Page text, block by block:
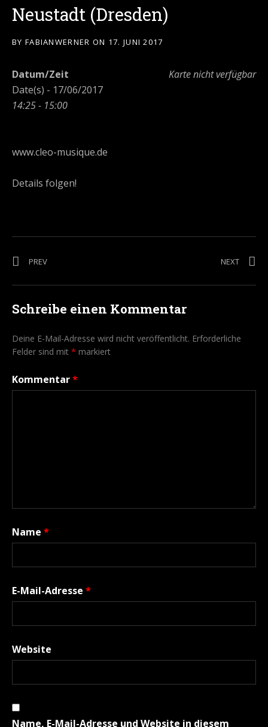
Neustadt (Dresden)
BY FABIANWERNER ON 17. JUNI 2017
Karte nicht verfügbar
Datum/Zeit
Date(s) - 17/06/2017
14:25 - 15:00
www.cleo-musique.de
Details folgen!
Beitragsnavigation
PREVPOST: BLUM – HAFENGEBURTSTAG HAMBURG NEXTPOST:
Schreibe einen Kommentar
Deine E-Mail-Adresse wird nicht veröffentlicht. Erforderliche
Felder sind mit * markiert
Kommentar*
Name *
E-Mail-Adresse *
Website
Name, E-Mail-Adresse und Website in diesem